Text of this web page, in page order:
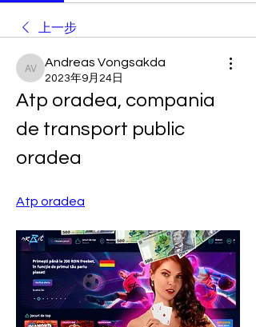
上一步
Andreas Vongsakda
Andreas Vongsakda
2023年9月24日
Atp oradea, compania
de transport public
oradea
Atp oradea